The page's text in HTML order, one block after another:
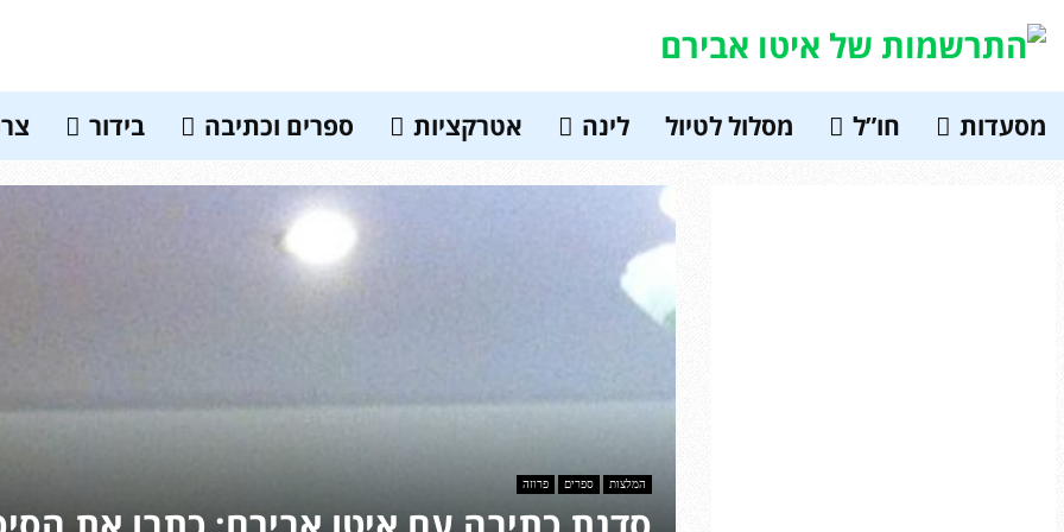
מסעדות חו”ל מסלול לטיול לינה אטרקציות ספרים וכתיבה בידור
המלצות ספרים פרוזה